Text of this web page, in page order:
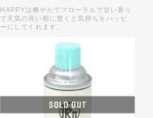
HAPPYは爽やかでフローラルで甘い香り
で天気の良い朝に焚くと気持ちをハッピ
ーにしてくれます。